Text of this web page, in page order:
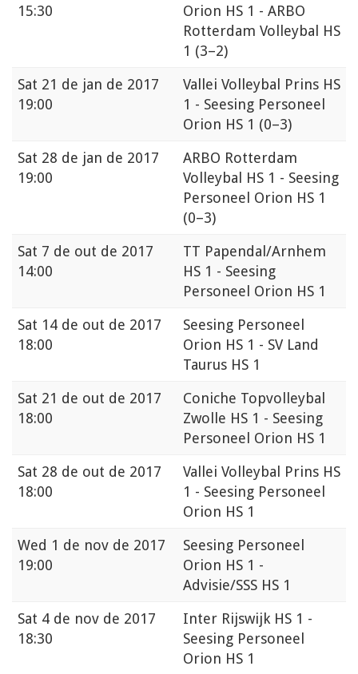
15:30
Orion HS 1 - ARBO
Rotterdam Volleybal HS
1 (3–2)
Sat 21 de jan de 2017
19:00
Vallei Volleybal Prins HS
1 - Seesing Personeel
Orion HS 1 (0–3)
Sat 28 de jan de 2017
19:00
ARBO Rotterdam
Volleybal HS 1 - Seesing
Personeel Orion HS 1
(0–3)
Sat 7 de out de 2017
14:00
TT Papendal/Arnhem
HS 1 - Seesing
Personeel Orion HS 1
Sat 14 de out de 2017
18:00
Seesing Personeel
Orion HS 1 - SV Land
Taurus HS 1
Sat 21 de out de 2017
18:00
Coniche Topvolleybal
Zwolle HS 1 - Seesing
Personeel Orion HS 1
Sat 28 de out de 2017
18:00
Vallei Volleybal Prins HS
1 - Seesing Personeel
Orion HS 1
Wed 1 de nov de 2017
19:00
Seesing Personeel
Orion HS 1 -
Advisie/SSS HS 1
Sat 4 de nov de 2017
18:30
Inter Rijswijk HS 1 -
Seesing Personeel
Orion HS 1